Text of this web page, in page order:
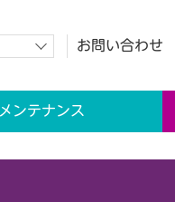
お問い合わせ
ンテナンス